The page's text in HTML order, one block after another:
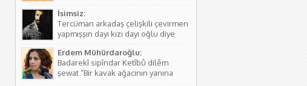
İsimsiz:
Tercüman arkadaş çelişkili çevirmen
yapmışşın dayı kızı dayı oğlu diye
vardır biraz aile yapısını öğren ( iki
kişinin...
Erdem Mühürdaroğlu:
Badarekî sipîndar Ketîbû dilêm
şewat “Bir kavak ağacının yanına